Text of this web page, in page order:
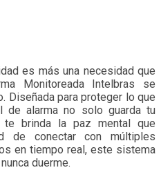
es más una necesidad que
Monitoreada Intelbras se
Diseñada para proteger lo que
de alarma no solo guarda tu
brinda la paz mental que
de conectar con múltiples
en tiempo real, este sistema
duerme.